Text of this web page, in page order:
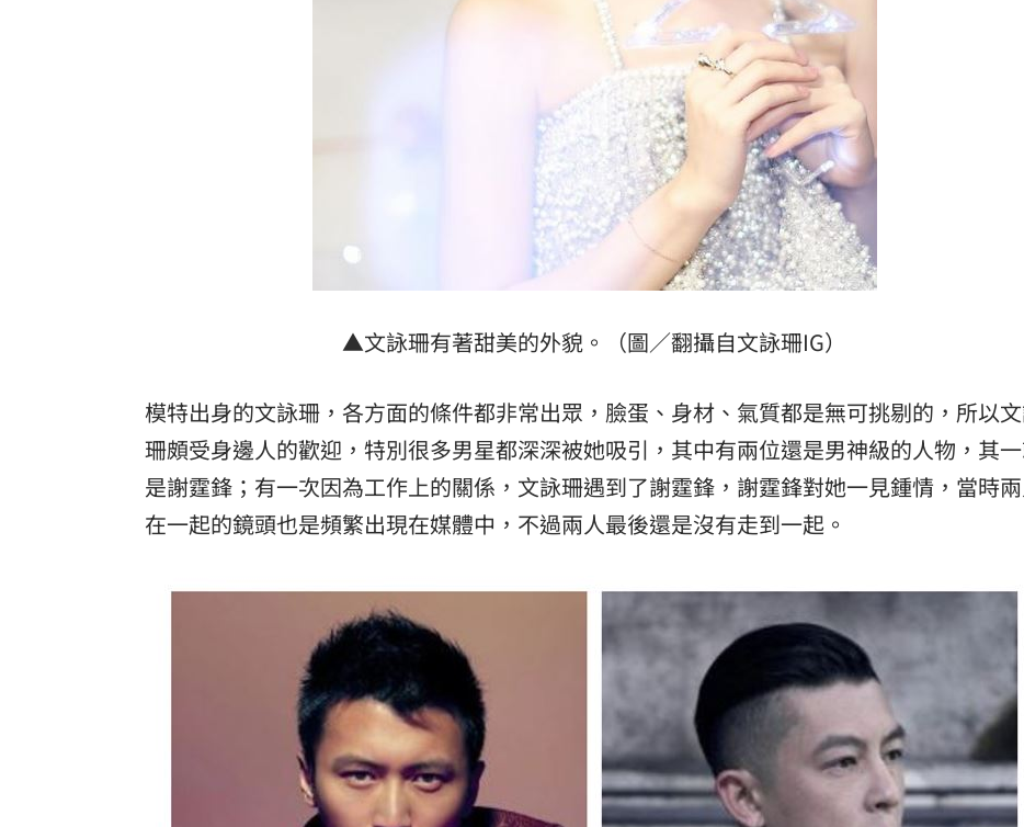
▲文詠珊有著甜美的外貌。（圖／翻攝自文詠珊IG）
模特出身的文詠珊，各方面的條件都非常出眾，臉蛋、身材、氣質都是無可挑剔的，所以
珊頗受身邊人的歡迎，特別很多男星都深深被她吸引，其中有兩位還是男神級的人物，其
是謝霆鋒；有一次因為工作上的關係，文詠珊遇到了謝霆鋒，謝霆鋒對她一見鍾情，當時
在一起的鏡頭也是頻繁出現在媒體中，不過兩人最後還是沒有走到一起。